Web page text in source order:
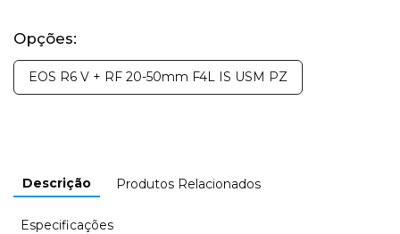
Opções:
EOS R6 V + RF 20-50mm F4L IS USM PZ
Descrição Produtos Relacionados
Especificações